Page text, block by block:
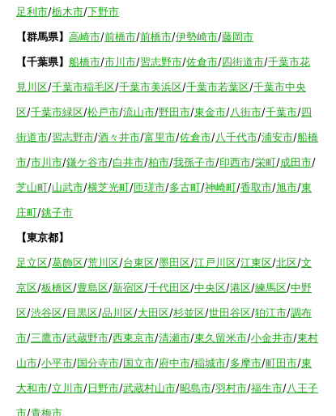
足利市/栃木市/下野市
【群馬県】 高崎市/前橋市/前橋市/伊勢崎市/藤岡市
【千葉県】 船橋市/市川市/習志野市/佐倉市/四街道市/千葉市花
見川区/千葉市稲毛区/千葉市美浜区/千葉市若葉区/千葉市中央
区/千葉市緑区/松戸市/流山市/野田市/東金市/八街市/千葉市/四
街道市/習志野市/酒々井市/富里市/佐倉市/八千代市/浦安市/船橋
市/市川市/鎌ケ谷市/白井市/柏市/我孫子市/印西市/栄町/成田市/
芝山町/山武市/横芝光町/匝瑳市/多古町/神崎町/香取市/旭市/東
庄町/銚子市
【東京都】
足立区/葛飾区/荒川区/台東区/墨田区/江戸川区/江東区/北区/文
京区/板橋区/豊島区/新宿区/千代田区/中央区/港区/練馬区/中野
区/渋谷区/目黒区/品川区/大田区/杉並区/世田谷区/狛江市/調布
市/三鷹市/武蔵野市/西東京市/清瀬市/東久留米市/小金井市/東村
山市/小平市/国分寺市/国立市/府中市/稲城市/多摩市/町田市/東
大和市/立川市/日野市/武蔵村山市/昭島市/羽村市/福生市/八王子
市/青梅市